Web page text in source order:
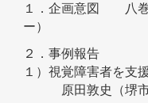
１．企画意図 八巻
ー）
２．事例報告
１）視覚障害者を支
原田敦史（堺市